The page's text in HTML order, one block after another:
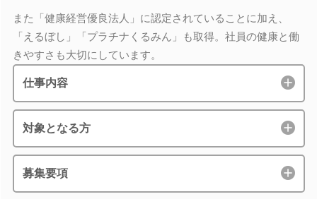
また「健康経営優良法人」に認定されていることに加え、
「えるぼし」「プラチナくるみん」も取得。社員の健康と働
きやすさも大切にしています。
仕事内容
対象となる方
募集要項